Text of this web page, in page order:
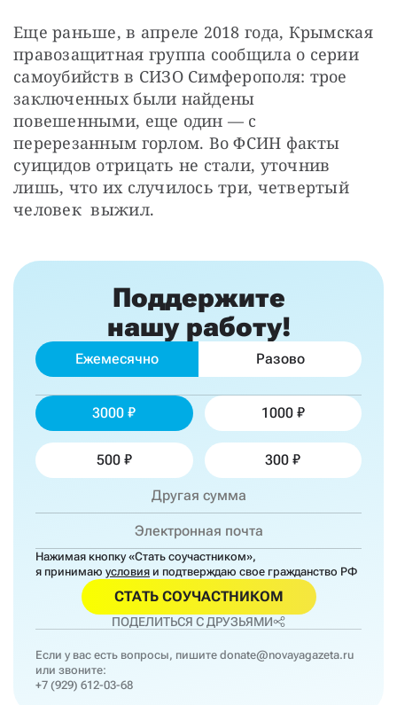
Еще раньше, в апреле 2018 года, Крымская
правозащитная группа сообщила о серии
самоубийств в СИЗО Симферополя: трое
заключенных были найдены
повешенными, еще один — с
перерезанным горлом. Во ФСИН факты
суицидов отрицать не стали, уточнив
лишь, что их случилось три, четвертый
человек  выжил.
Поддержите
нашу работу!
Ежемесячно Разово
3000 1000
500 300
Нажимая кнопку «Стать соучастником»,
я принимаю условия и подтверждаю свое гражданство РФ
СТАТЬ СОУЧАСТНИКОМ
ПОДЕЛИТЬСЯ С ДРУЗЬЯМИ
Если у вас есть вопросы, пишите donate@novayagazeta.ru
или звоните:
+7 (929) 612-03-68